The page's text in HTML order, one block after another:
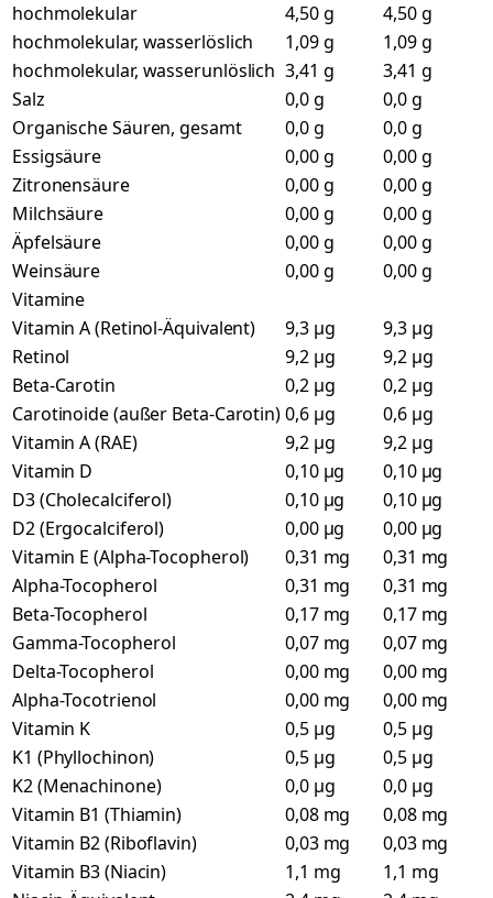
hochmolekular
4,50 g
4,50 g
hochmolekular, wasserlöslich
1,09 g
1,09 g
hochmolekular, wasserunlöslich 3,41 g
3,41 g
Salz
0,0 g
0,0 g
Organische Säuren, gesamt
0,0 g
0,0 g
Essigsäure
0,00 g
0,00 g
Zitronensäure
0,00 g
0,00 g
Milchsäure
0,00 g
0,00 g
Äpfelsäure
0,00 g
0,00 g
Weinsäure
0,00 g
0,00 g
Vitamine
Vitamin A (Retinol-Äquivalent)
9,3 µg
9,3 µg
Retinol
9,2 µg
9,2 µg
Beta-Carotin
0,2 µg
0,2 µg
Carotinoide (außer Beta-Carotin)0,6 µg
0,6 µg
Vitamin A (RAE)
9,2 µg
9,2 µg
Vitamin D
0,10 µg
0,10 µg
D3 (Cholecalciferol)
0,10 µg
0,10 µg
D2 (Ergocalciferol)
0,00 µg
0,00 µg
Vitamin E (Alpha-Tocopherol)
0,31 mg
0,31 mg
Alpha-Tocopherol
0,31 mg
0,31 mg
Beta-Tocopherol
0,17 mg
0,17 mg
Gamma-Tocopherol
0,07 mg
0,07 mg
Delta-Tocopherol
0,00 mg
0,00 mg
Alpha-Tocotrienol
0,00 mg
0,00 mg
Vitamin K
0,5 µg
0,5 µg
K1 (Phyllochinon)
0,5 µg
0,5 µg
K2 (Menachinone)
0,0 µg
0,0 µg
Vitamin B1 (Thiamin)
0,08 mg
0,08 mg
Vitamin B2 (Riboflavin)
0,03 mg
0,03 mg
Vitamin B3 (Niacin)
1,1 mg
1,1 mg